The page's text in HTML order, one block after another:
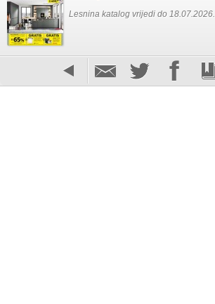
Lesnina katalog vrijedi do 18.07.2026.